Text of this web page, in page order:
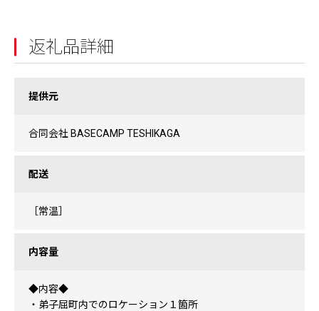
返礼品詳細
提供元
合同会社 BASECAMP TESHIKAGA
配送
［常温］
内容量
◆内容◆
・弟子屈町内でのロケーション１箇所